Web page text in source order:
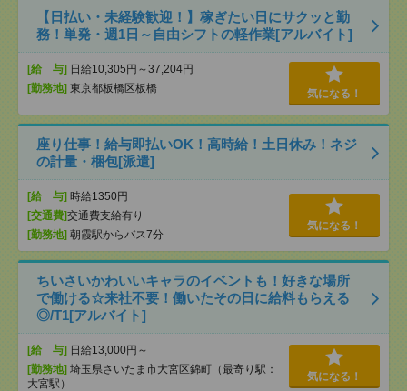
【日払い・未経験歓迎！】稼ぎたい日にサクッと勤
務！単発・週1日～自由シフトの軽作業[アルバイト]
[給 与] 日給10,305円～37,204円
[勤務地] 東京都板橋区板橋 気になる！
座り仕事！給与即払いOK！高時給！土日休み！ネジ
の計量・梱包[派遣]
[給 与] 時給1350円
[交通費]交通費支給有り
[勤務地] 朝霞駅からバス7分
気になる！
ちいさいかわいいキャラのイベントも！好きな場所
で働ける☆来社不要！働いたその日に給料もらえる
◎/T1[アルバイト]
[給 与] 日給13,000円～
[勤務地] 埼玉県さいたま市大宮区錦町（最寄り駅：
大宮駅）
気になる！